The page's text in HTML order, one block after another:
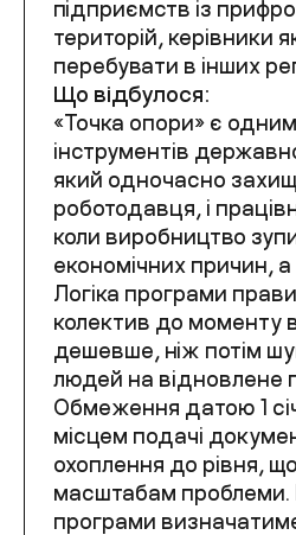
підприємств із
територій, керівники
перебувати в інших
Що відбулося:
«Точка опори» є
інструментів
який одночасно
роботодавця, і
коли виробництво
економічних причин, а
Логіка програми
колектив до моменту
дешевше, ніж потім
людей на відновлене
Обмеження датою 1
місцем подачі
охоплення до рівня,
масштабам проблеми.
програми